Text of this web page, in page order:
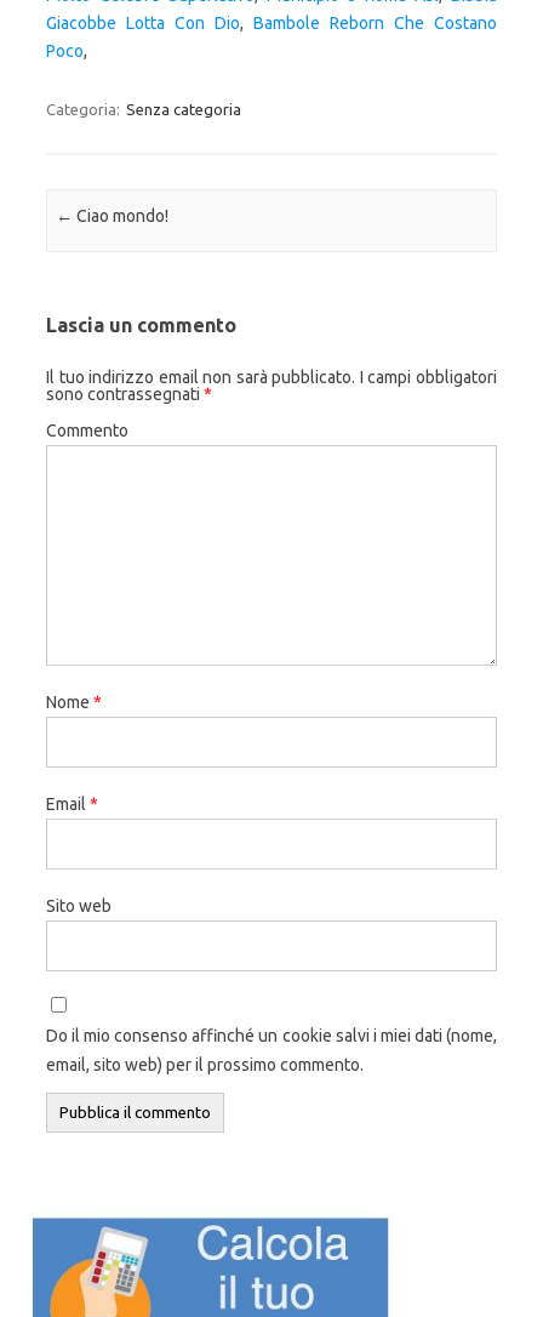
Giacobbe Lotta Con Dio, Bambole Reborn Che Costano
Poco,
Categoria: Senza categoria
Navigazione articolo
← Ciao mondo!
Lascia un commento
Il tuo indirizzo email non sarà pubblicato. I campi obbligatori
sono contrassegnati *
Commento
Nome *
Email *
Sito web
Do il mio consenso affinché un cookie salvi i miei dati (nome,
email, sito web) per il prossimo commento.